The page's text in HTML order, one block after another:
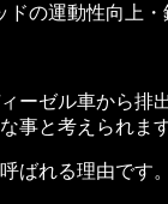
ドの運動性向上
ーゼル車から排
事と考えられま
ばれる理由です